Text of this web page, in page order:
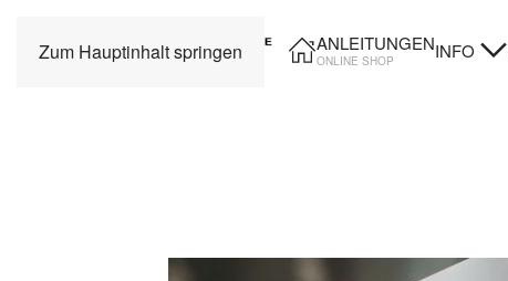
Zum Hauptinhalt springen ANLEITUNGEN
ONLINE SHOP INFO